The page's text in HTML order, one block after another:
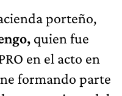
porteño,
quien fue
en el acto en
formando parte